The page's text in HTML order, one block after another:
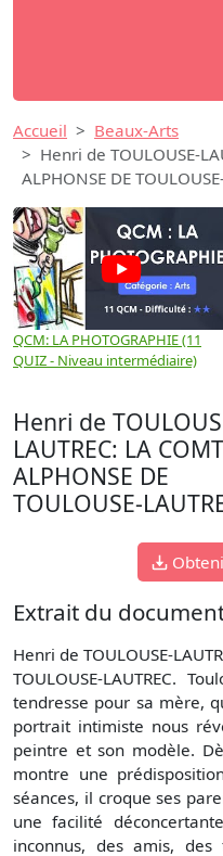
Accueil
Beaux-Arts
Henri de TOULOUSE-
ALPHONSE DE
QCM: LA PHOTOGRAPHIE (11
QUIZ - Niveau intermédiaire)
Henri de
LAUTREC: LA
ALPHONSE DE
TOULOUSE-
Extrait du
Henri de TOULOUSE-
TOULOUSE-LAUTREC.
tendresse pour sa mère,
portrait intimiste nous
peintre et son modèle.
montre une
séances, il croque ses
une facilité
inconnus, des amis, des